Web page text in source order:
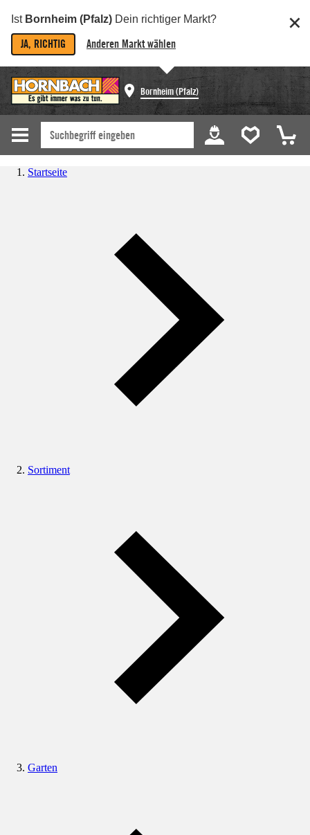
Ist Bornheim (Pfalz) Dein richtiger Markt?
JA, RICHTIG Anderen Markt wählen
Bornheim (Pfalz)
Startseite
Sortiment
Garten